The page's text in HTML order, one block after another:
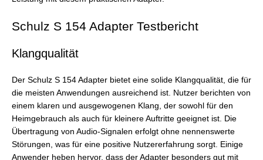
Schulz S 154 Adapter Testbericht
Klangqualität
Der Schulz S 154 Adapter bietet eine solide Klangqualität, die für
die meisten Anwendungen ausreichend ist. Nutzer berichten von
einem klaren und ausgewogenen Klang, der sowohl für den
Heimgebrauch als auch für kleinere Auftritte geeignet ist. Die
Übertragung von Audio-Signalen erfolgt ohne nennenswerte
Störungen, was für eine positive Nutzererfahrung sorgt. Einige
Anwender heben hervor, dass der Adapter besonders gut mit